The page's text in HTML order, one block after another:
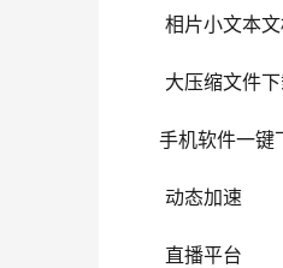
相片小文本文
大压缩文件下
手机软件一键
动态加速
直播平台